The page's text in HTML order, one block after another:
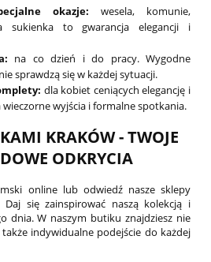
okazje: wesela, komunie,
sukienka to gwarancja elegancji i
na co dzień i do pracy. Wygodne
sprawdzą się w każdej sytuacji.
dla kobiet ceniących elegancję i
wyjścia i formalne spotkania.
KRAKÓW - TWOJE
ODKRYCIA
online lub odwiedź nasze sklepy
się zainspirować naszą kolekcją i
dnia. W naszym butiku znajdziesz nie
indywidualne podejście do każdej